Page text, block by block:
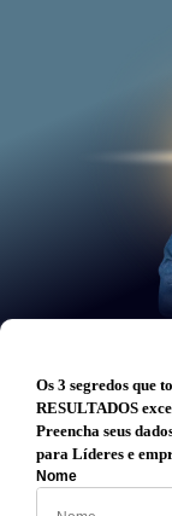
Os 3 segredos que
RESULTADOS
Preencha seus
para Líderes e
Nome